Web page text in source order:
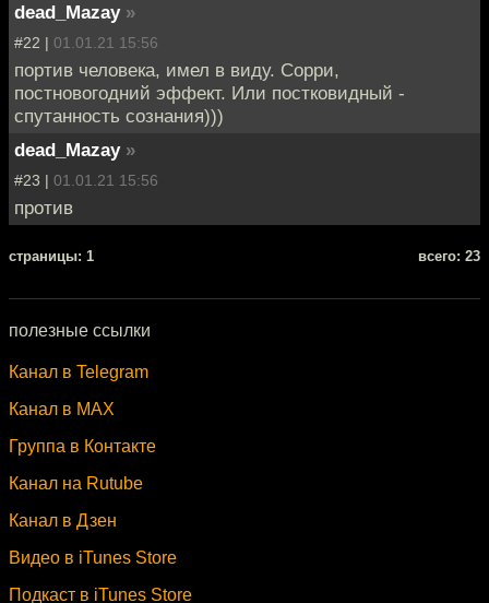
dead_Mazay »
#22 | 01.01.21 15:56
портив человека, имел в виду. Сорри,
постновогодний эффект. Или постковидный -
спутанность сознания)))
dead_Mazay »
#23 | 01.01.21 15:56
против
cтраницы: 1 всего: 23
полезные ссылки
Канал в Telegram
Канал в MAX
Группа в Контакте
Канал на Rutube
Канал в Дзен
Видео в iTunes Store
Подкаст в iTunes Store